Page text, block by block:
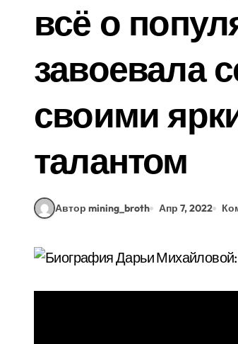
всё о
завоевала
своими
талантом
Автор mining_broth Апр 7, 2022